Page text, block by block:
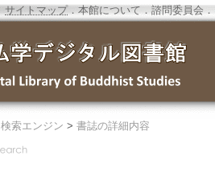
サイトマップ．本館について ． 諮問委員会 ．
検索エンジン > 書誌の詳細内容